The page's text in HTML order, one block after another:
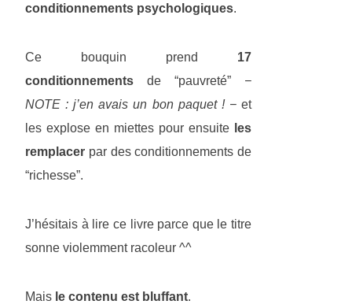
conditionnements psychologiques.
Ce bouquin prend 17
conditionnements de “pauvreté” −
NOTE : j’en avais un bon paquet ! −et
les explose en miettes pour ensuite les
remplacer par des conditionnements de
“richesse”.
J’hésitais à lire ce livre parce que le titre
sonne violemment racoleur ^^
Mais le contenu est bluffant.